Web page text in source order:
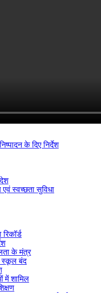
के दिए निर्देश
स्वच्छता सुविधा
के मंत्र
स्कूल बंद
में शामिल